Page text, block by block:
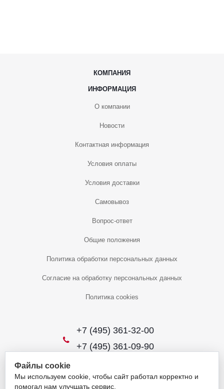
КОМПАНИЯ
ИНФОРМАЦИЯ
О компании
Новости
Контактная информация
Условия оплаты
Условия доставки
Самовывоз
Вопрос-ответ
Общие положения
Политика обработки персональных данных
Согласие на обработку персональных данных
Политика cookies
+7 (495) 361-32-00
+7 (495) 361-09-90
2026 © Уникальный интернет-магазин
Файлы cookie
Мы используем cookie, чтобы сайт работал корректно и
помогал нам улучшать сервис.